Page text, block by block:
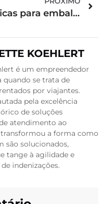
Dicas para embalar e transportar objetos delicados em suas malas de mão
KOEHLERT
é um empreendedor
quando se trata de
por viajantes.
pela excelência
de soluções
atendimento ao
a forma como
são solucionados,
tange à agilidade e
indenizações.